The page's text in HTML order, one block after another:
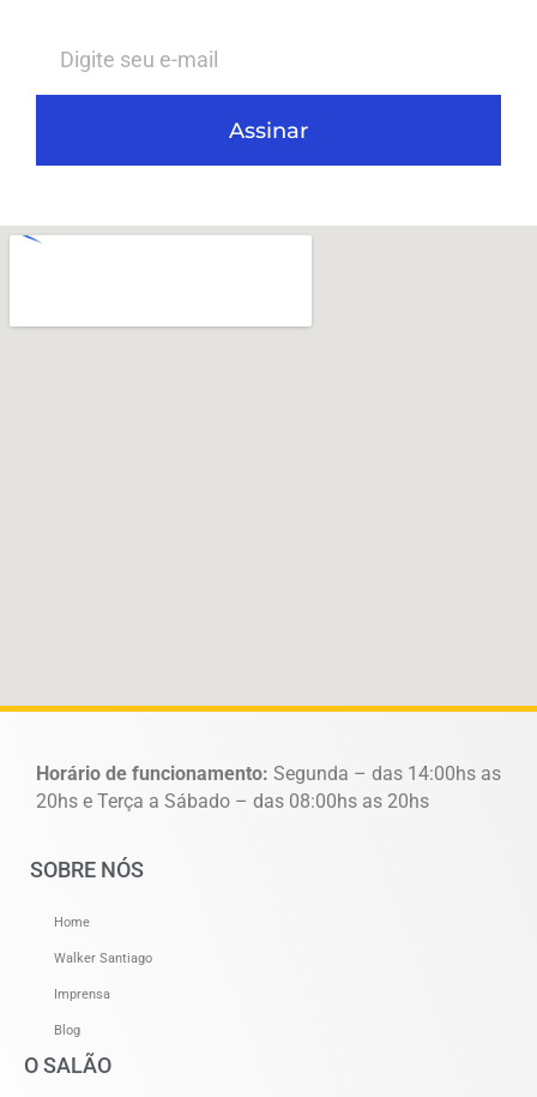
Assinar
Horário de funcionamento: Segunda – das 14:00hs as
20hs e Terça a Sábado – das 08:00hs as 20hs
SOBRE NÓS
Home
Walker Santiago
Imprensa
Blog
O SALÃO